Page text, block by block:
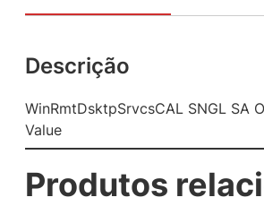
Descrição
WinRmtDsktpSrvcsCAL SNGL SA
Value
Produtos